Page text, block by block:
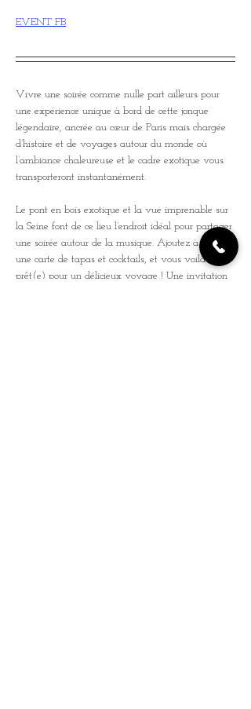
EVENT FB
Vivre une soirée comme nulle part ailleurs pour
une expérience unique à bord de cette jonque
légendaire, ancrée au cœur de Paris mais chargée
d’histoire et de voyages autour du monde où
l’ambiance chaleureuse et le cadre exotique vous
transporteront instantanément.
Le pont en bois exotique et la vue imprenable sur
la Seine font de ce lieu l’endroit idéal pour partager
une soirée autour de la musique. Ajoutez à cela
une carte de tapas et cocktails, et vous voilà
prêt(e) pour un délicieux voyage ! Une invitation